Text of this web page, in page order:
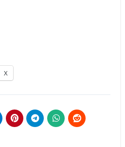
X